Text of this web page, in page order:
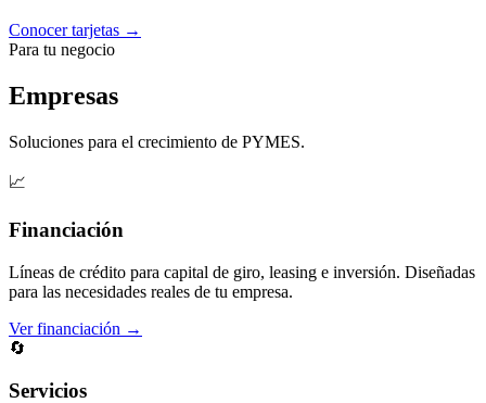
Conocer tarjetas →
Para tu negocio
Empresas
Soluciones para el crecimiento de PYMES.
📈
Financiación
Líneas de crédito para capital de giro, leasing e inversión. Diseñadas
para las necesidades reales de tu empresa.
Ver financiación →
🔄
Servicios